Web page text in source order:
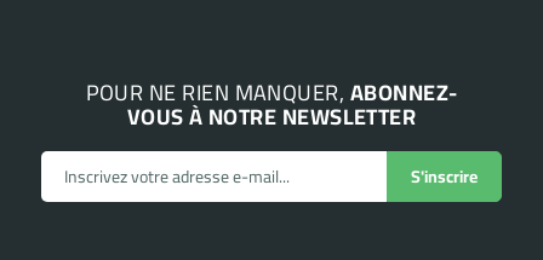
POUR NE RIEN MANQUER,ABONNEZ-
VOUS À NOTRE NEWSLETTER